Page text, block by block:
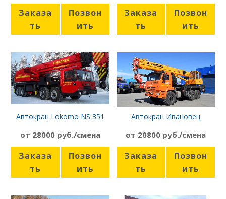
Заказа
ть
Позвон
ить
Заказа
ть
Позвон
ить
Автокран Lokomo NS 351
от 28000 руб./смена
Заказа
ть
Позвон
ить
Автокран Ивановец
от 20800 руб./смена
Заказа
ть
Позвон
ить